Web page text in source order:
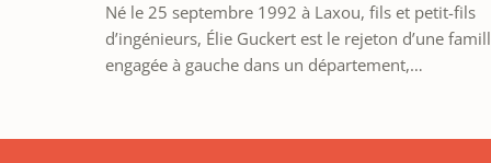
Né le 25 septembre 1992 à Laxou, fils et petit-fils
d’ingénieurs, Élie Guckert est le rejeton d’une
engagée à gauche dans un département,…